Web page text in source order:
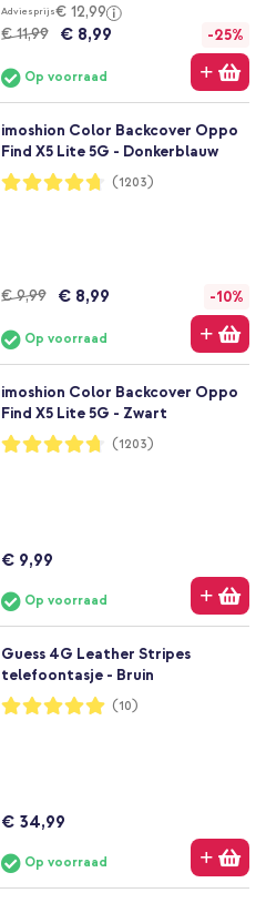
Adviesprijs€ 12,99
€ 11,99
€ 8,99 -25%
Op voorraad
imoshion Color Backcover Oppo
Find X5 Lite 5G - Donkerblauw
Waardering:
94%
(1203)
€ 9,99 € 8,99 -10%
Op voorraad
imoshion Color Backcover Oppo
Find X5 Lite 5G - Zwart
Waardering:
94%
(1203)
€ 9,99
Op voorraad
Guess 4G Leather Stripes
telefoontasje - Bruin
Waardering:
100%
(10)
€ 34,99
Op voorraad